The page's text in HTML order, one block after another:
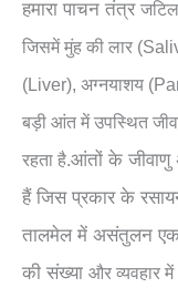
हमारा पाचन तंत्र जटिल
जिसमेंमुंह की लार
(Liver), अग्नयाशय
बड़ी आंत में उपस्थित
रहता है.आंतों के जीवाणु
हैं जिस प्रकार के
तालमेल में असंतुलन एक
की संख्या और व्यवहार में